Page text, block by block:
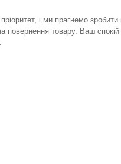
і ми прагнемо зробити
товару. Ваш спокій